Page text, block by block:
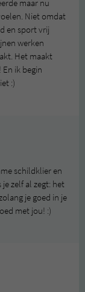
maar nu
Niet omdat
en sport vrij
werken
Het maakt
ik begin
:)
schildklier en
zelf al zegt: het
je goed in je
met jou! :)